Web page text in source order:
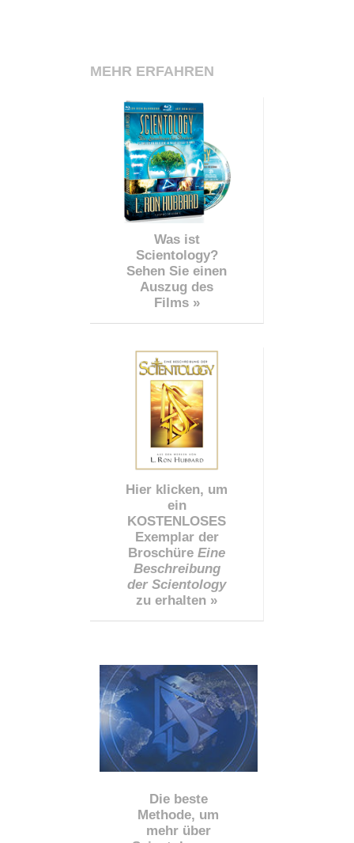
MEHR ERFAHREN
Was ist
Scientology?
Sehen Sie einen
Auszug des
Films »
Hier klicken, um
ein
KOSTENLOSES
Exemplar der
Broschüre Eine
Beschreibung
der Scientology
zu erhalten »
Die beste
Methode, um
mehr über